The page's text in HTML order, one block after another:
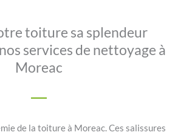
toiture sa splendeur
services de nettoyage à
Moreac
de la toiture à Moreac. Ces salissures